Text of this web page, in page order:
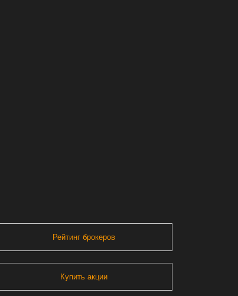
Рейтинг брокеров
Купить акции